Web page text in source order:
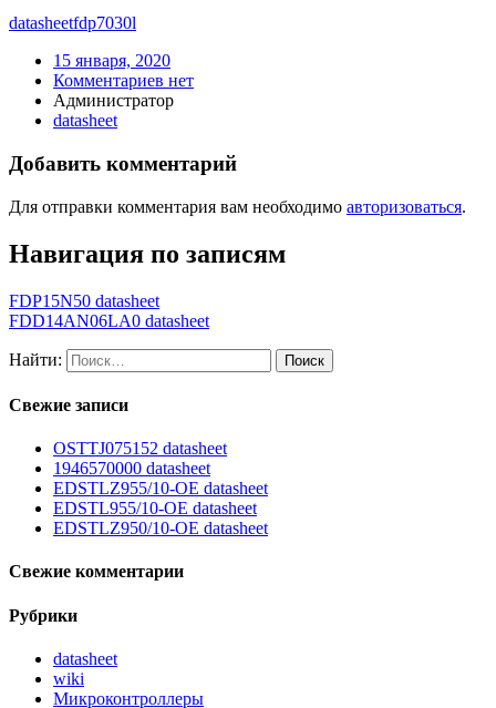
datasheetfdp7030l
15 января, 2020
Комментариев нет
Администратор
datasheet
Добавить комментарий
Для отправки комментария вам необходимо авторизоваться.
Навигация по записям
FDP15N50 datasheet
FDD14AN06LA0 datasheet
Найти:
Свежие записи
OSTTJ075152 datasheet
1946570000 datasheet
EDSTLZ955/10-OE datasheet
EDSTL955/10-OE datasheet
EDSTLZ950/10-OE datasheet
Свежие комментарии
Рубрики
datasheet
wiki
Микроконтроллеры